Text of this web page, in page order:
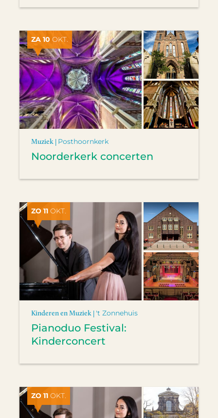
ZA 10 OKT.
Muziek | Posthoornkerk
Noorderkerk concerten
ZO 11 OKT.
Kinderen en Muziek | 't Zonnehuis
Pianoduo Festival:
Kinderconcert
ZO 11 OKT.